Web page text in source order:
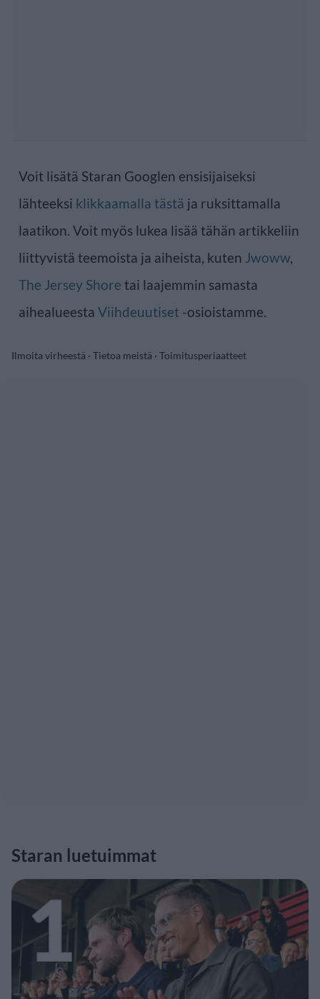
Voit lisätä Staran Googlen ensisijaiseksi
lähteeksi klikkaamalla tästä ja ruksittamalla
laatikon. Voit myös lukea lisää tähän artikkeliin
liittyvistä teemoista ja aiheista, kuten Jwoww,
The Jersey Shore tai laajemmin samasta
aihealueesta Viihdeuutiset -osioistamme.
Ilmoita virheestä · Tietoa meistä · Toimitusperiaatteet
Staran luetuimmat
1